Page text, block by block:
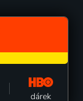
dárek